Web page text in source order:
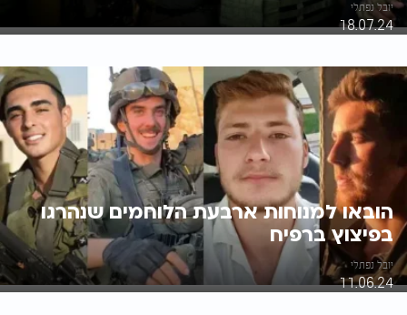
יובל נפתלי
18.07.24
הובאו למנוחות ארבעת הלוחמים שנהרגו
בפיצוץ ברפיח
יובל נפתלי
11.06.24